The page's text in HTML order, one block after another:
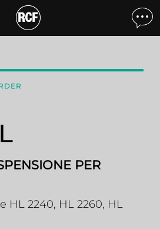
DI
PER
HL 2240, HL 2260, HL